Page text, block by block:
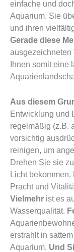
einfache und
Aquarium. Sie
und ihren
Gerade diese
ausgezeichneten
Ihnen somit eine
Aus diesem
Entwicklung und
regelmäßig (z.B.
vorsichtig
reinigen, um
Drehen Sie sie
Licht bekommen.
Pracht und
Vielmehr ist es
Wasserqualität.
erstrahlt in
Aquarium. Und